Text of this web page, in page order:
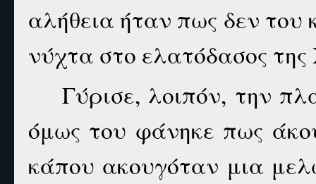
αλήθεια ήταν πως δεν του
νύχτα στο ελατόδασος
Γύρισε, λοιπόν, την
όμως του φάνηκε πως
κάπου ακουγόταν μια